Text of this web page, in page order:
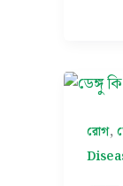
রোগ,